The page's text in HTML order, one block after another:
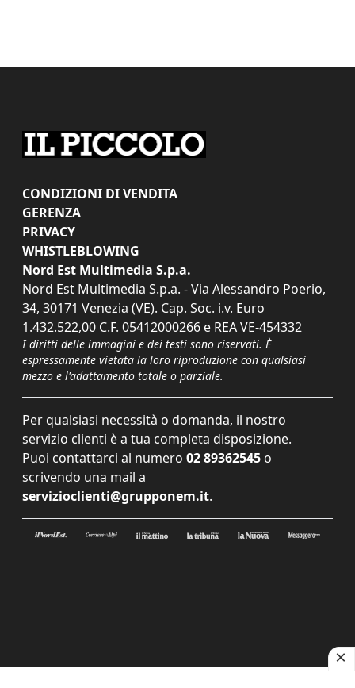
CONDIZIONI DI VENDITA
GERENZA
PRIVACY
WHISTLEBLOWING
Nord Est Multimedia S.p.a.
Nord Est Multimedia S.p.a. - Via Alessandro Poerio,
34, 30171 Venezia (VE). Cap. Soc. i.v. Euro
1.432.522,00 C.F. 05412000266 e REA VE-454332
I diritti delle immagini e dei testi sono riservati. È
espressamente vietata la loro riproduzione con qualsiasi
mezzo e l'adattamento totale o parziale.
Per qualsiasi necessità o domanda, il nostro
servizio clienti è a tua completa disposizione.
Puoi contattarci al numero 02 89362545 o
scrivendo una mail a
servizioclienti@grupponem.it.